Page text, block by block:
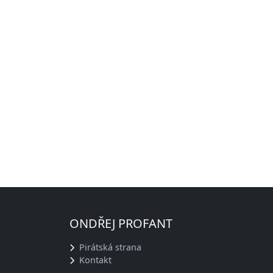
ONDŘEJ PROFANT
Pirátská strana
Kontakt